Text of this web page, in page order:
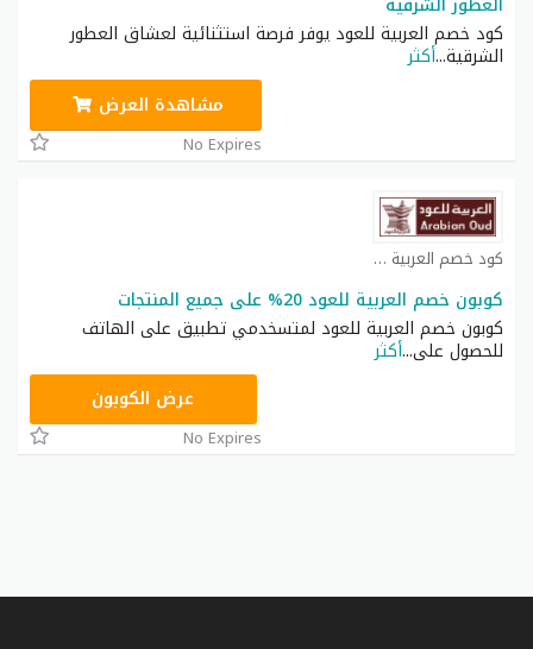
كود خصم العربية للعود يوفر فرصة استثنائية لعشاق العطور
الشرقية...أكثر
مشاهدة العرض
No Expires
كود خصم العربية للعود كوبون
كوبون خصم العربية للعود 20% على جميع المنتجات
كوبون خصم العربية للعود لمتسخدمي تطبيق على الهاتف
للحصول على...أكثر
عرض الكوبون
No Expires